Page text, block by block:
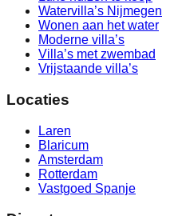
Watervilla’s Nijmegen
Wonen aan het water
Moderne villa’s
Villa’s met zwembad
Vrijstaande villa’s
Locaties
Laren
Blaricum
Amsterdam
Rotterdam
Vastgoed Spanje